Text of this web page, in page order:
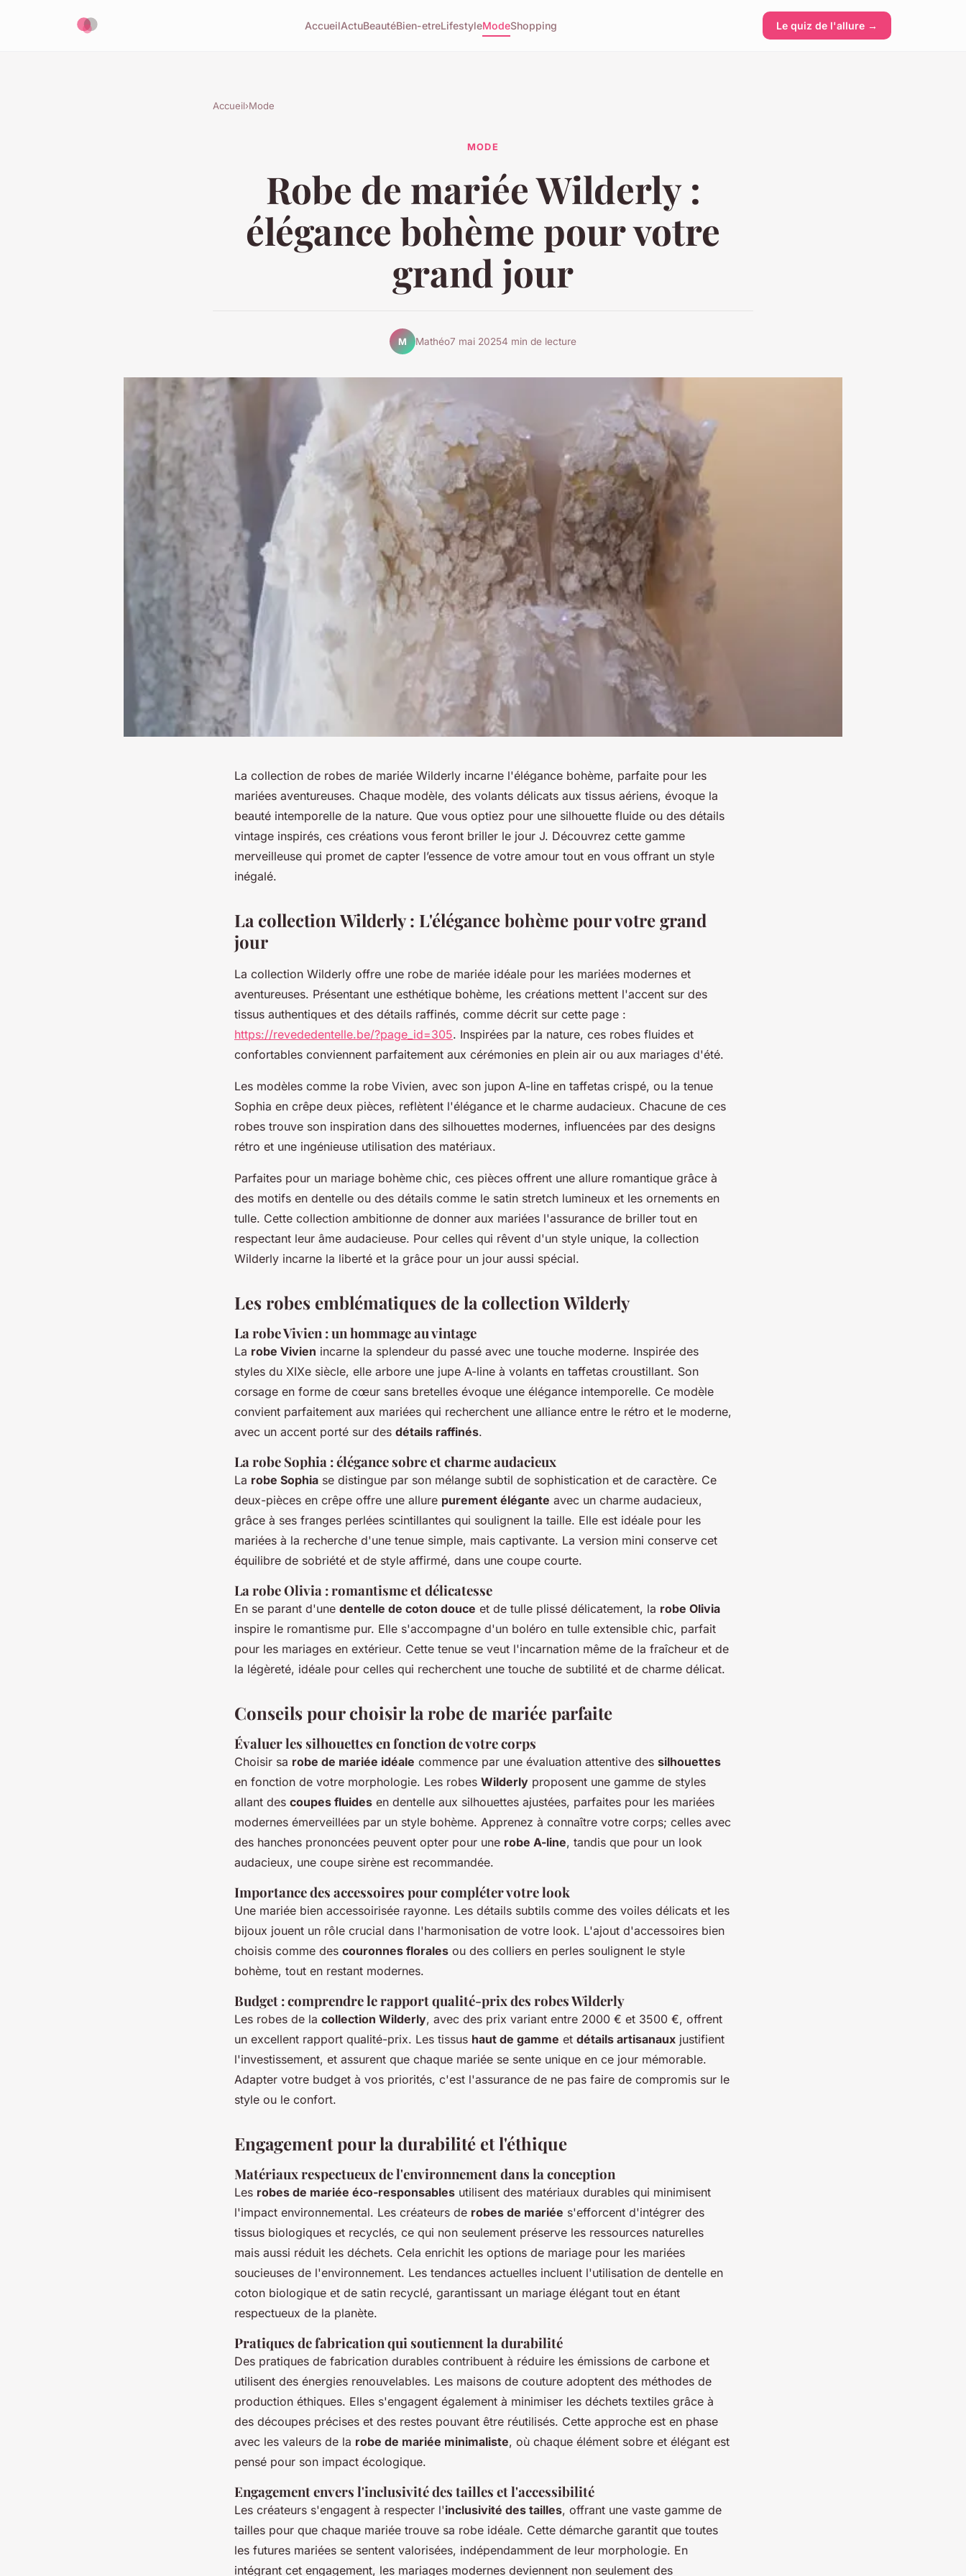
AccueilActuBeautéBien-etreLifestyleModeShopping Le quiz de l'allure →
Accueil›Mode
MODE
Robe de mariée Wilderly :
élégance bohème pour votre
grand jour
M Mathéo7 mai 20254 min de lecture
La collection de robes de mariée Wilderly incarne l'élégance bohème, parfaite pour les
mariées aventureuses. Chaque modèle, des volants délicats aux tissus aériens, évoque la
beauté intemporelle de la nature. Que vous optiez pour une silhouette fluide ou des détails
vintage inspirés, ces créations vous feront briller le jour J. Découvrez cette gamme
merveilleuse qui promet de capter l’essence de votre amour tout en vous offrant un style
inégalé.
La collection Wilderly : L'élégance bohème pour votre grand
jour
La collection Wilderly offre une robe de mariée idéale pour les mariées modernes et
aventureuses. Présentant une esthétique bohème, les créations mettent l'accent sur des
tissus authentiques et des détails raffinés, comme décrit sur cette page :
https://revededentelle.be/?page_id=305. Inspirées par la nature, ces robes fluides et
confortables conviennent parfaitement aux cérémonies en plein air ou aux mariages d'été.
Les modèles comme la robe Vivien, avec son jupon A-line en taffetas crispé, ou la tenue
Sophia en crêpe deux pièces, reflètent l'élégance et le charme audacieux. Chacune de ces
robes trouve son inspiration dans des silhouettes modernes, influencées par des designs
rétro et une ingénieuse utilisation des matériaux.
Parfaites pour un mariage bohème chic, ces pièces offrent une allure romantique grâce à
des motifs en dentelle ou des détails comme le satin stretch lumineux et les ornements en
tulle. Cette collection ambitionne de donner aux mariées l'assurance de briller tout en
respectant leur âme audacieuse. Pour celles qui rêvent d'un style unique, la collection
Wilderly incarne la liberté et la grâce pour un jour aussi spécial.
Les robes emblématiques de la collection Wilderly
La robe Vivien : un hommage au vintage
La robe Vivien incarne la splendeur du passé avec une touche moderne. Inspirée des
styles du XIXe siècle, elle arbore une jupe A-line à volants en taffetas croustillant. Son
corsage en forme de cœur sans bretelles évoque une élégance intemporelle. Ce modèle
convient parfaitement aux mariées qui recherchent une alliance entre le rétro et le moderne,
avec un accent porté sur des détails raffinés.
La robe Sophia : élégance sobre et charme audacieux
La robe Sophia se distingue par son mélange subtil de sophistication et de caractère. Ce
deux-pièces en crêpe offre une allure purement élégante avec un charme audacieux,
grâce à ses franges perlées scintillantes qui soulignent la taille. Elle est idéale pour les
mariées à la recherche d'une tenue simple, mais captivante. La version mini conserve cet
équilibre de sobriété et de style affirmé, dans une coupe courte.
La robe Olivia : romantisme et délicatesse
En se parant d'une dentelle de coton douce et de tulle plissé délicatement, la robe Olivia
inspire le romantisme pur. Elle s'accompagne d'un boléro en tulle extensible chic, parfait
pour les mariages en extérieur. Cette tenue se veut l'incarnation même de la fraîcheur et de
la légèreté, idéale pour celles qui recherchent une touche de subtilité et de charme délicat.
Conseils pour choisir la robe de mariée parfaite
Évaluer les silhouettes en fonction de votre corps
Choisir sa robe de mariée idéale commence par une évaluation attentive des silhouettes
en fonction de votre morphologie. Les robes Wilderly proposent une gamme de styles
allant des coupes fluides en dentelle aux silhouettes ajustées, parfaites pour les mariées
modernes émerveillées par un style bohème. Apprenez à connaître votre corps; celles avec
des hanches prononcées peuvent opter pour une robe A-line, tandis que pour un look
audacieux, une coupe sirène est recommandée.
Importance des accessoires pour compléter votre look
Une mariée bien accessoirisée rayonne. Les détails subtils comme des voiles délicats et les
bijoux jouent un rôle crucial dans l'harmonisation de votre look. L'ajout d'accessoires bien
choisis comme des couronnes florales ou des colliers en perles soulignent le style
bohème, tout en restant modernes.
Budget : comprendre le rapport qualité-prix des robes Wilderly
Les robes de la collection Wilderly, avec des prix variant entre 2000 € et 3500 €, offrent
un excellent rapport qualité-prix. Les tissus haut de gamme et détails artisanaux justifient
l'investissement, et assurent que chaque mariée se sente unique en ce jour mémorable.
Adapter votre budget à vos priorités, c'est l'assurance de ne pas faire de compromis sur le
style ou le confort.
Engagement pour la durabilité et l'éthique
Matériaux respectueux de l'environnement dans la conception
Les robes de mariée éco-responsables utilisent des matériaux durables qui minimisent
l'impact environnemental. Les créateurs de robes de mariée s'efforcent d'intégrer des
tissus biologiques et recyclés, ce qui non seulement préserve les ressources naturelles
mais aussi réduit les déchets. Cela enrichit les options de mariage pour les mariées
soucieuses de l'environnement. Les tendances actuelles incluent l'utilisation de dentelle en
coton biologique et de satin recyclé, garantissant un mariage élégant tout en étant
respectueux de la planète.
Pratiques de fabrication qui soutiennent la durabilité
Des pratiques de fabrication durables contribuent à réduire les émissions de carbone et
utilisent des énergies renouvelables. Les maisons de couture adoptent des méthodes de
production éthiques. Elles s'engagent également à minimiser les déchets textiles grâce à
des découpes précises et des restes pouvant être réutilisés. Cette approche est en phase
avec les valeurs de la robe de mariée minimaliste, où chaque élément sobre et élégant est
pensé pour son impact écologique.
Engagement envers l'inclusivité des tailles et l'accessibilité
Les créateurs s'engagent à respecter l'inclusivité des tailles, offrant une vaste gamme de
tailles pour que chaque mariée trouve sa robe idéale. Cette démarche garantit que toutes
les futures mariées se sentent valorisées, indépendamment de leur morphologie. En
intégrant cet engagement, les mariages modernes deviennent non seulement des